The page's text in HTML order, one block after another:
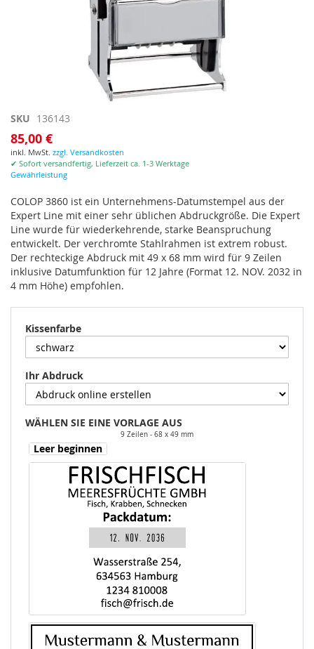
Zum
Anfang
der
Bildgalerie
springen
SKU 136143
85,00 €
inkl. MwSt. zzgl. Versandkosten
✔ Sofort versandfertig, Lieferzeit ca. 1-3 Werktage
Gewährleistung
COLOP 3860 ist ein Unternehmens-Datumstempel aus der
Expert Line mit einer sehr üblichen Abdruckgröße. Die Expert
Line wurde für wiederkehrende, starke Beanspruchung
entwickelt. Der verchromte Stahlrahmen ist extrem robust.
Der rechteckige Abdruck mit 49 x 68 mm wird für 9 Zeilen
inklusive Datumfunktion für 12 Jahre (Format 12. NOV. 2032 in
4 mm Höhe) empfohlen.
Kissenfarbe
Ihr Abdruck
WÄHLEN SIE EINE VORLAGE AUS
9 Zeilen 68 x 49 mm
Leer beginnen